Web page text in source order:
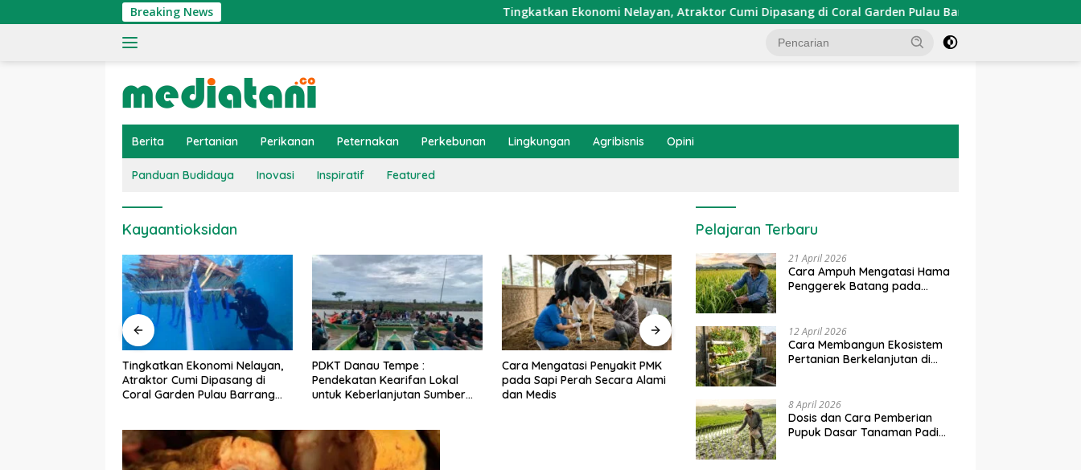
ke
Breaking News Tingkatkan Ekonomi Nelayan, Atraktor Cumi Dipasang di Coral Garden Pulau Barrang Caddi
Berita Pertanian Perikanan Peternakan Perkebunan Lingkungan Agribisnis Opini
Panduan Budidaya Inovasi Inspiratif Featured
Kayaantioksidan
PDKT Danau Tempe :
Pendekatan Kearifan Lokal
untuk Keberlanjutan Sumber
Cara Mengatasi Penyakit PMK
pada Sapi Perah Secara Alami
dan Medis
Dosis dan Cara Pemupukan
Tanaman Padi pada Fase
Vegetatif Aktif yang Tepat
Penerapan IoT dalam
Pertanian Modern di Indonesia
Ekonomi Sumber Daya Lahan:
Pelajaran Terbaru
21 April 2026
Cara Ampuh Mengatasi Hama
Penggerek Batang pada
12 April 2026
Cara Membangun Ekosistem
Pertanian Berkelanjutan di
8 April 2026
Dosis dan Cara Pemberian
Pupuk Dasar Tanaman Padi